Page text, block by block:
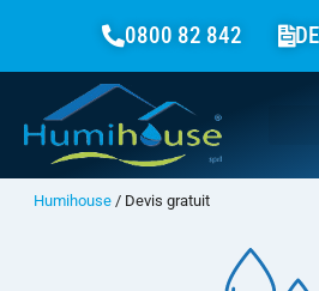
0800 82 842
Humihouse / Devis gratuit